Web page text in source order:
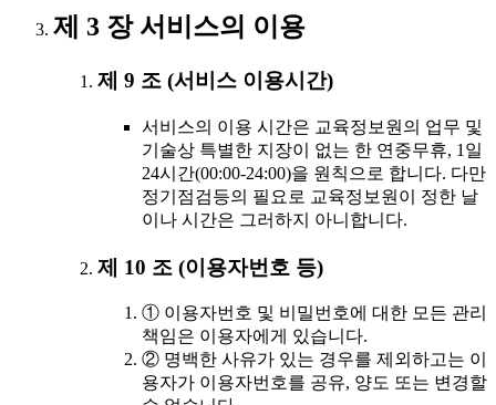
제 3 장 서비스의 이용
제 9 조 (서비스 이용시간)
서비스의 이용 시간은 교육정보원의 업무 및
기술상 특별한 지장이 없는 한 연중무휴, 1일
24시간(00:00-24:00)을 원칙으로 합니다. 다만
정기점검등의 필요로 교육정보원이 정한 날
이나 시간은 그러하지 아니합니다.
제 10 조 (이용자번호 등)
① 이용자번호 및 비밀번호에 대한 모든 관리
책임은 이용자에게 있습니다.
② 명백한 사유가 있는 경우를 제외하고는 이
용자가 이용자번호를 공유, 양도 또는 변경할